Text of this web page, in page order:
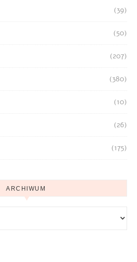
(39)
(50)
(207)
(380)
(10)
(26)
(175)
ARCHIWUM